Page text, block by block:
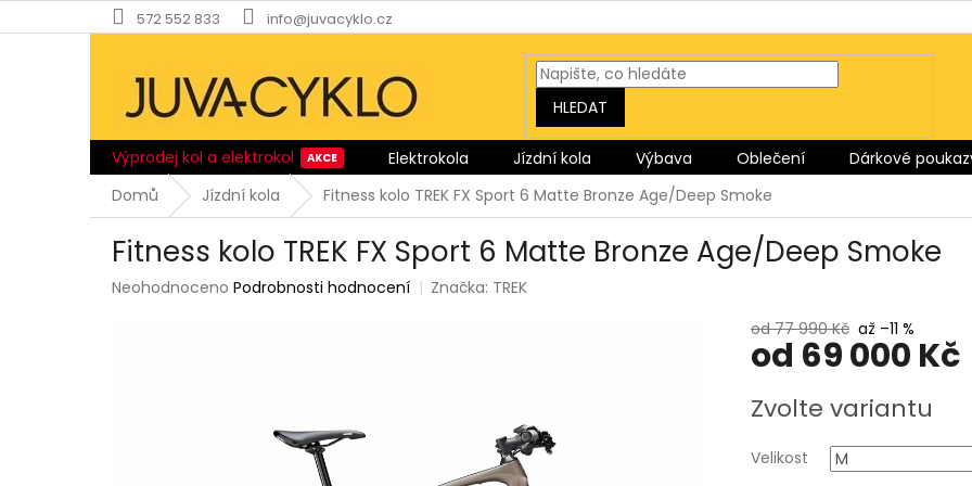
na
572 552 833 info@juvacyklo.cz
HLEDAT
Výprodej kol a elektrokol Elektrokola Jízdní kola Výbava Oblečení Dárkové
Domů
Jízdní kola Fitness kolo TREK FX Sport 6 Matte Bronze Age/Deep Smoke
Fitness kolo TREK FX Sport 6 Matte Bronze Age/Deep Smoke
Průměrné
Neohodnoceno Podrobnosti hodnocení Značka: TREK
od 77 990 Kč až –11 %
od 69 000 Kč
cena:
Zvolte variantu
Velikost